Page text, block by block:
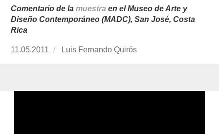
Comentario de lamuestra en el Museo de Arte y
Diseño Contemporáneo (MADC), San José, Costa
Rica
Publicado
11.05.2011
https://www.experimenta.es/author/luis-
Luis Fernando Quirós